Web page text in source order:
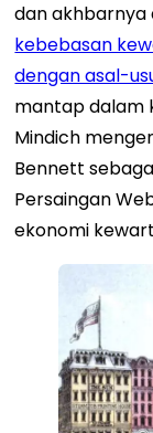
dan akhbarnya
kebebasan
dengan asal-
mantap dalam
Mindich
Bennett
Persaingan
ekonomi